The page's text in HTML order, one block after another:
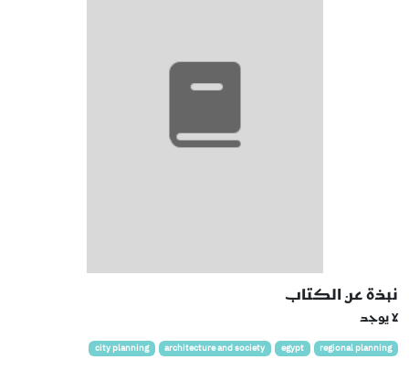
نبذة عن الكتاب
لا يوجد
regional planning
egypt
architecture and society
city planning